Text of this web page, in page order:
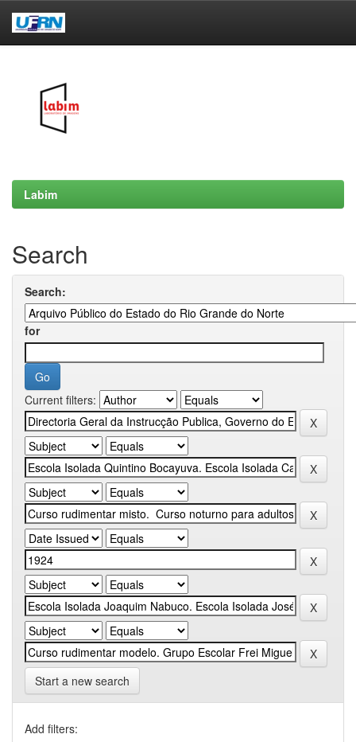
Labim
Search
Search:
for
Current filters:
Start a new search
Add filters: